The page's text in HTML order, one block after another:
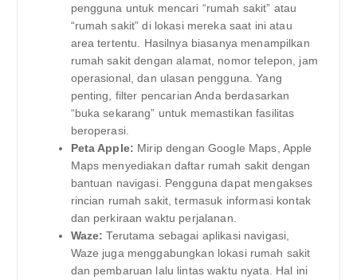
pengguna untuk mencari “rumah sakit” atau
“rumah sakit” di lokasi mereka saat ini atau
area tertentu. Hasilnya biasanya menampilkan
rumah sakit dengan alamat, nomor telepon, jam
operasional, dan ulasan pengguna. Yang
penting, filter pencarian Anda berdasarkan
“buka sekarang” untuk memastikan fasilitas
beroperasi.
Peta Apple: Mirip dengan Google Maps, Apple
Maps menyediakan daftar rumah sakit dengan
bantuan navigasi. Pengguna dapat mengakses
rincian rumah sakit, termasuk informasi kontak
dan perkiraan waktu perjalanan.
Waze: Terutama sebagai aplikasi navigasi,
Waze juga menggabungkan lokasi rumah sakit
dan pembaruan lalu lintas waktu nyata. Hal ini